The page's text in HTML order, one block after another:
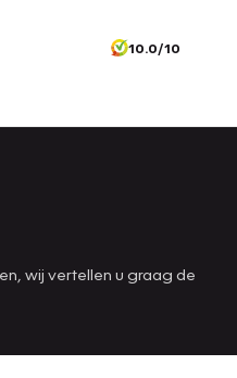
10.0/10
wij vertellen u graag de